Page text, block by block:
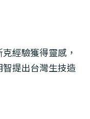
經驗獲得靈感，
提出台灣生技造